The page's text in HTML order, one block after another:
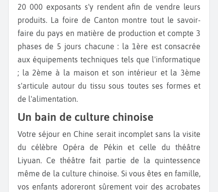
20 000 exposants s'y rendent afin de vendre leurs
produits. La foire de Canton montre tout le savoir-
faire du pays en matière de production et compte 3
phases de 5 jours chacune : la 1ère est consacrée
aux équipements techniques tels que l'informatique
; la 2ème à la maison et son intérieur et la 3ème
s'articule autour du tissu sous toutes ses formes et
de l'alimentation.
Un bain de culture chinoise
Votre séjour en Chine serait incomplet sans la visite
du célèbre Opéra de Pékin et celle du théâtre
Liyuan. Ce théâtre fait partie de la quintessence
même de la culture chinoise. Si vous êtes en famille,
vos enfants adoreront sûrement voir des acrobates